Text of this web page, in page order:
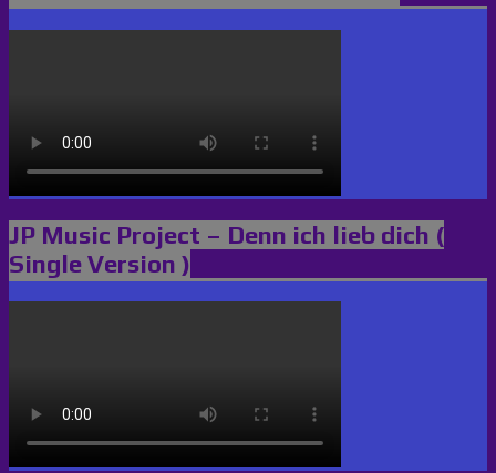
JP Music Project – Denn ich lieb dich (
Single Version )